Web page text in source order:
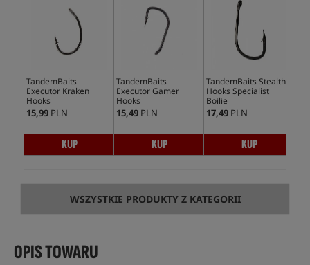
TandemBaits
Executor Kraken
Hooks
15,99 PLN
KUP
TandemBaits
Executor Gamer
Hooks
15,49 PLN
KUP
TandemBaits Stealth
Hooks Specialist
Boilie
17,49 PLN
KUP
WSZYSTKIE PRODUKTY Z KATEGORII
OPIS TOWARU